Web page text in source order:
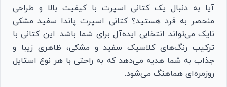
آیا به دنبال یک کتانی اسپرت با کیفیت بالا و طراحی
منحصر به فرد هستید؟ کتانی اسپرت پاندا سفید مشکی
نایک می‌تواند انتخابی ایده‌آل برای شما باشد. این کتانی با
ترکیب رنگ‌های کلاسیک سفید و مشکی، ظاهری زیبا و
جذاب به شما هدیه می‌دهد که به راحتی با هر نوع استایل
روزمره‌ای هماهنگ می‌شود.